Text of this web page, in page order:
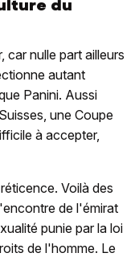
du
car nulle part ailleurs
autant
Panini. Aussi
une Coupe
à accepter,
Voilà des
de l'émirat
punie par la loi
de l'homme. Le